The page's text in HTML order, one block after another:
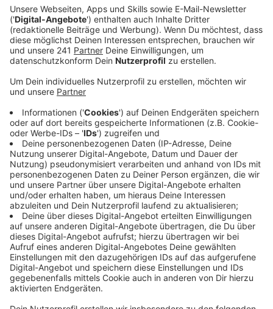
grünes Licht für das Bauprojekt gegeben.
Veröffentlicht:Mittwoch, 24.01.2024 10:37
Anzeige
Straße wollen die beiden Vereine einen Komplex
bauen, in dem minderjährige Sporttalente wohnen und
betreut werden können – so der Plan der Bayer
Immobilienfirma. Ihr gehört das Grundstück am
Kurtekotten zum großen Teil. Für den Bau in der Nähe
des Bayer-Kindergartens sprechen laut
Verwaltungsvorlage unter anderem die Nähe zu
verschiedenen Trainingsstätten, Schulen und eine gut
Anbindung an Busse und Bahnen. Alternative Standorte
seien nicht vorhaben.
Die Grünen Leverkusen kritisieren unter anderem, dass
für den Bau Heideland zerstört wird. Auch der
Luftsportclub und Anwohner haben Bedenken. Der